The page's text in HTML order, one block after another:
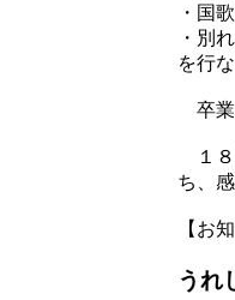
・国
・別
を行
卒業
１８
ち、
【お
うれ